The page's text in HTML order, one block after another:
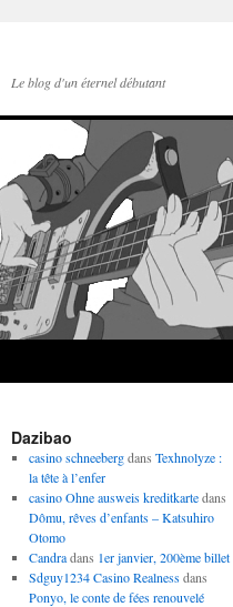
Le blog d'un éternel débutant
Dazibao
casino schneebergdans Texhnolyze :
la tête à l’enfer
casino Ohne ausweis kreditkartedans
Dômu, rêves d’enfants – Katsuhiro
Otomo
Candradans 1er janvier, 200ème billet
Sdguy1234 Casino Realnessdans
Ponyo, le conte de fées renouvelé